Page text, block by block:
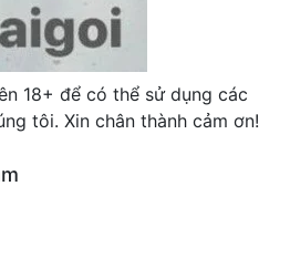
18+ để có thể sử dụng các
tôi. Xin chân thành cảm ơn!